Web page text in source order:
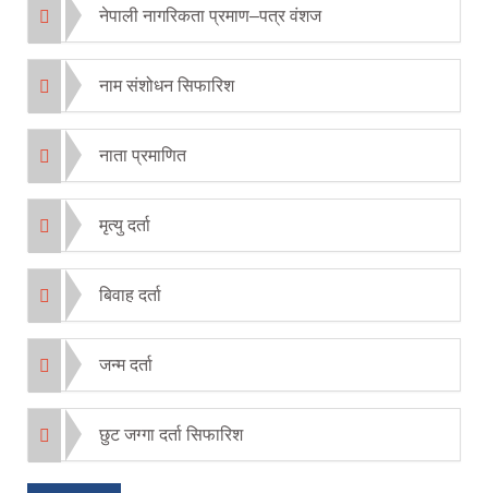
नेपाली नागरिकता प्रमाण–पत्र वंशज
नाम संशोधन सिफारिश
नाता प्रमाणित
मृत्यु दर्ता
बिवाह दर्ता
जन्म दर्ता
छुट जग्गा दर्ता सिफारिश